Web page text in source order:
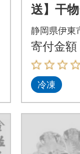
送】干
C】特ト
じ各8
の干物
静岡県伊東
寄付金額
冷凍